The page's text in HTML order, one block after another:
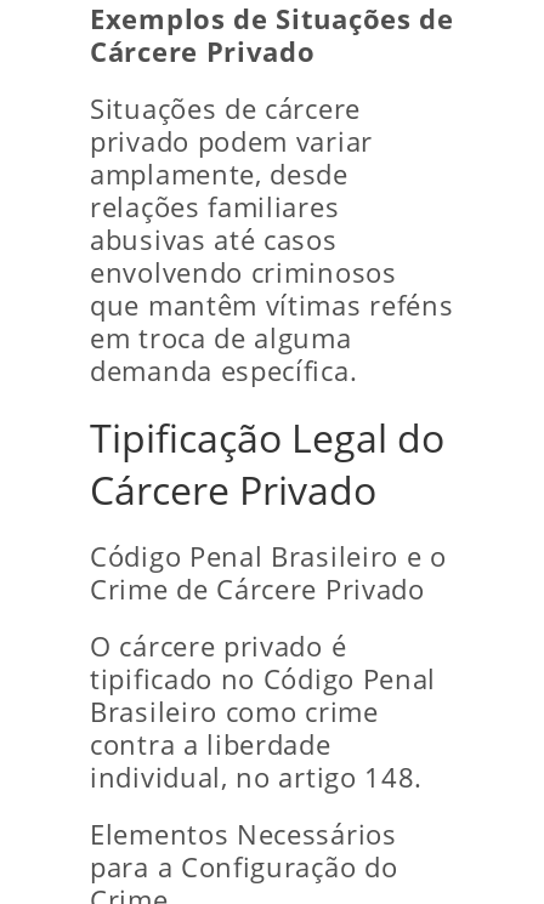
Exemplos de Situações de
Cárcere Privado
Situações de cárcere
privado podem variar
amplamente, desde
relações familiares
abusivas até casos
envolvendo criminosos
que mantêm vítimas reféns
em troca de alguma
demanda específica.
Tipificação Legal do
Cárcere Privado
Código Penal Brasileiro e o
Crime de Cárcere Privado
O cárcere privado é
tipificado no Código Penal
Brasileiro como crime
contra a liberdade
individual, no artigo 148.
Elementos Necessários
para a Configuração do